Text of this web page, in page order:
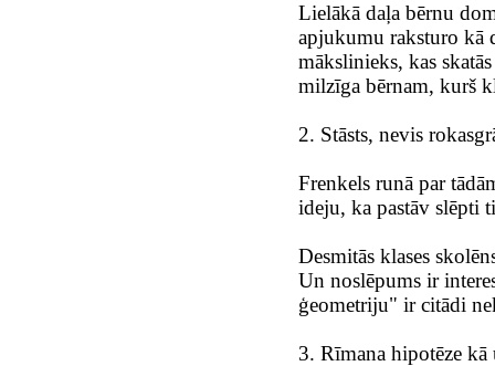
Lielākā daļa bērnu
apjukumu raksturo kā
mākslinieks, kas
milzīga bērnam, kurš
2. Stāsts, nevis
Frenkels runā par
ideju, ka pastāv slēpti
Desmitās klases
Un noslēpums ir
ģeometriju" ir citādi
3. Rīmana hipotēze